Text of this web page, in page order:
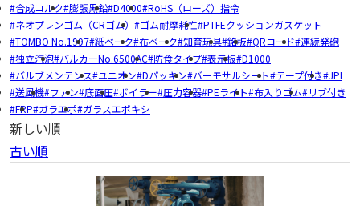
合成コルク 膨張黒鉛 D4000 RoHS（ローズ）指令
ネオプレンゴム（CRゴム）
ゴム耐摩耗性 PTFEクッションガスケット
TOMBO No.1997 紙ベーク 布ベーク 知育玩具 銘板 QRコード 連続発砲
独立汽泡 バルカーNo.6500AC 防食タイプ 表示板 D1000
バルブメンテンス ユニオン Dパッキン バーモサルシート テープ付き JPI
送風機 ファン 底面圧 ボイラー 圧力容器 PEライト 布入りゴム
リブ付き
FRP ガラエポ ガラスエポキシ
新しい順
古い順